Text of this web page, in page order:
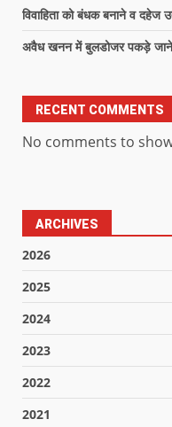
विवाहिता को बंधक बनाने व दहेज
अवैध खनन में बुलडोजर पकड़े जाने
RECENT COMMENTS
No comments to
ARCHIVES
2026
2025
2024
2023
2022
2021